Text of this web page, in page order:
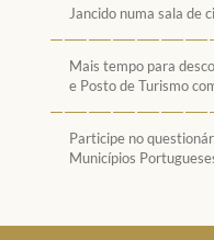
Jancido numa sala de
Mais tempo para
e Posto de Turismo
Participe no
Municípios